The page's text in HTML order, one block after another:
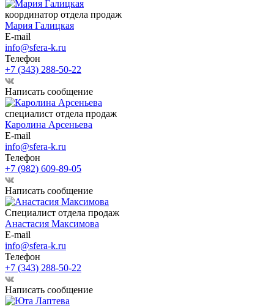
координатор отдела продаж
Мария Галицкая
E-mail
info@sfera-k.ru
Телефон
+7 (343) 288-50-22
Написать сообщение
специалист отдела продаж
Каролина Арсеньева
E-mail
info@sfera-k.ru
Телефон
+7 (982) 609-89-05
Написать сообщение
Специалист отдела продаж
Анастасия Максимова
E-mail
info@sfera-k.ru
Телефон
+7 (343) 288-50-22
Написать сообщение